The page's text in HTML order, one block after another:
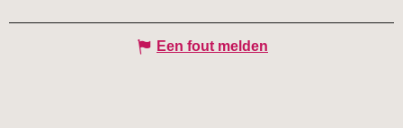
Een fout melden